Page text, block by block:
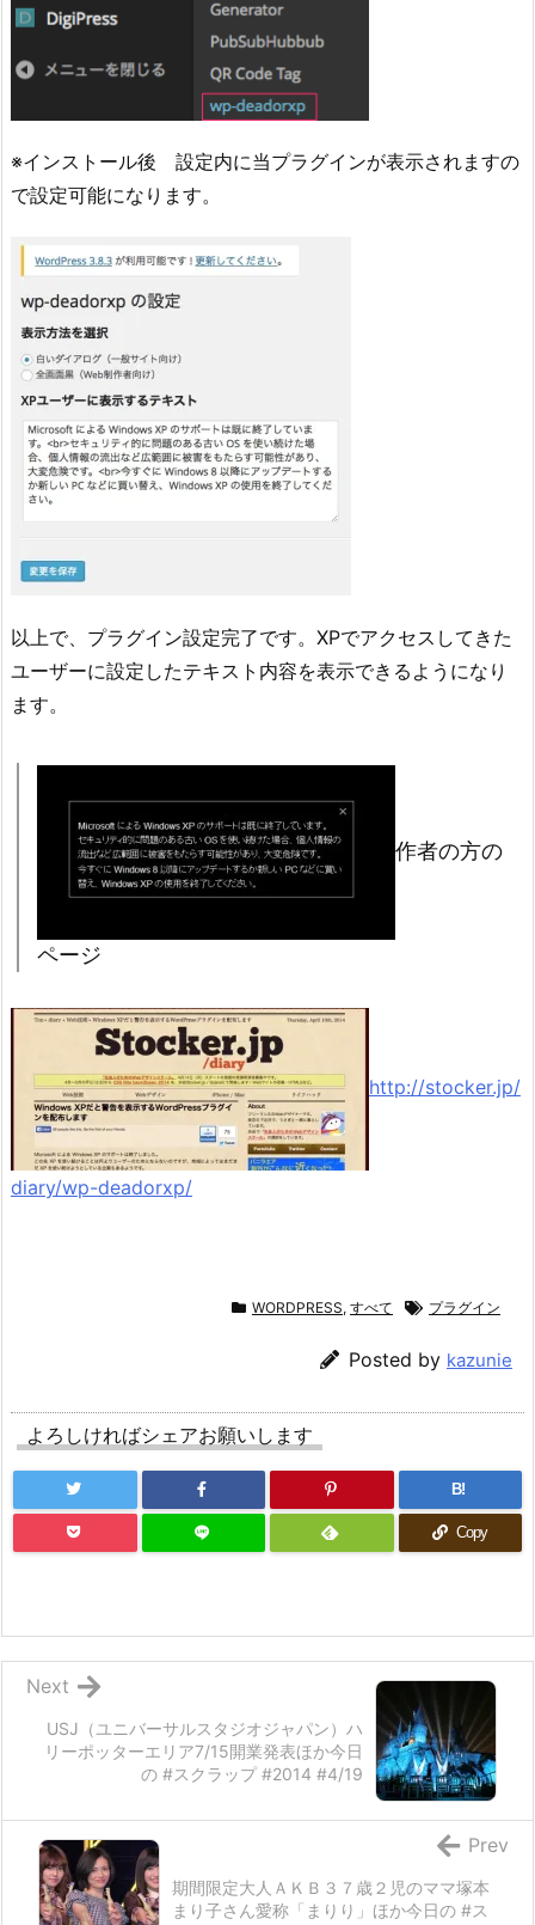
※インストール後 設定内に当プラグインが表示されますの
で設定可能になります。
以上で、プラグイン設定完了です。XPでアクセスしてきた
ユーザーに設定したテキスト内容を表示できるようになり
ます。
作者の方の
ページ
http://stocker.jp/
diary/wp-deadorxp/
WORDPRESS, すべて プラグイン
Posted by kazunie
よろしければシェアお願いします
B!
Copy
USJ（ユニバーサルスタジオジャパン）ハ
リーポッターエリア7/15開業発表ほか今日
の #スクラップ #2014 #4/19
Next
期間限定大人ＡＫＢ３７歳２児のママ塚本
まり子さん愛称「まりり」ほか今日の #ス
Prev